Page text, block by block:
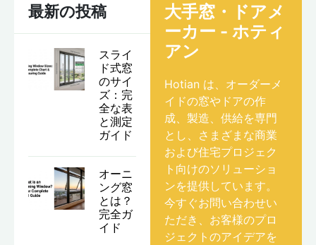
最新の投稿
スライ
ド式窓
のサイ
ズ：完
全な表
と測定
ガイド
オーニ
ング窓
とは？
完全ガ
イド
大手窓・ドアメ
ーカー - ホティ
アン
Hotian は、オーダーメ
イドの窓やドアの作
成、製造、供給を専門
とし、さまざまな商業
および住宅プロジェク
ト向けのソリューショ
ンを提供しています。
今すぐお問い合わせい
ただき、お客様のプロ
ジェクトのアイデアを